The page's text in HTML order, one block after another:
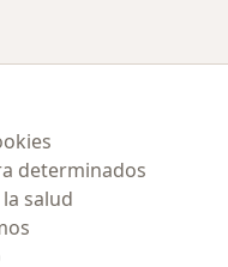
determinados
salud